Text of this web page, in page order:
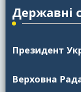
Державні
Президент
Верховна